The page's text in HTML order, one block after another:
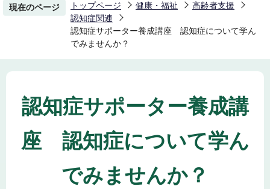
現在のページ トップページ 健康・福祉
高齢者支援
認知症関連
認知症サポーター養成講座 認知症について学ん
でみませんか？
認知症サポーター養成講
座 認知症について学ん
でみませんか？